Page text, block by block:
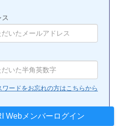
ス
ワードをお忘れの方はこちらから